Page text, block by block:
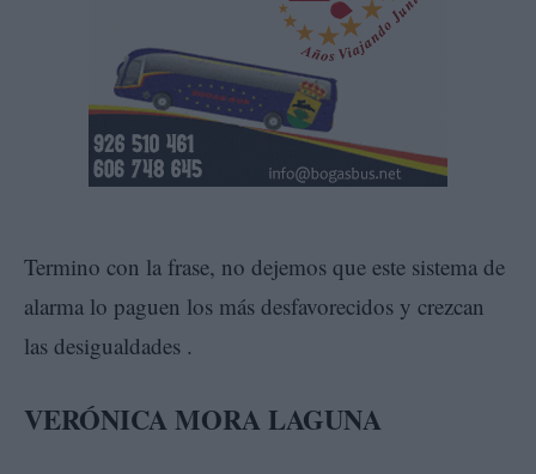
Termino con la frase, no dejemos que este sistema de
alarma lo paguen los más desfavorecidos y crezcan
las desigualdades .
VERÓNICA MORA LAGUNA